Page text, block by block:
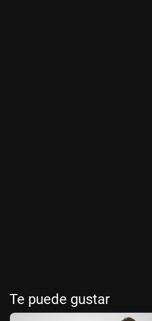
Te puede gustar